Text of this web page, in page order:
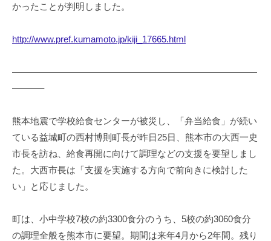
かったことが判明しました。
http://www.pref.kumamoto.jp/kiji_17665.html
———————————————————————————
———–
熊本地震で学校給食センターが被災し、「弁当給食」が続い
ている益城町の西村博則町長が昨日25日、熊本市の大西一史
市長を訪ね、給食再開に向けて調理などの支援を要望しまし
た。大西市長は「支援を実施する方向で前向きに検討した
い」と応じました。
町は、小中学校7校の約3300食分のうち、5校の約3060食分
の調理全般を熊本市に要望。期間は来年4月から2年間。残り